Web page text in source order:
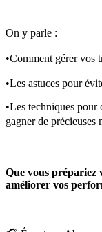
On y parle :
•Comment gérer vos
•Les astuces pour
•Les techniques pour
gagner de
Que vous prépariez
améliorer vos